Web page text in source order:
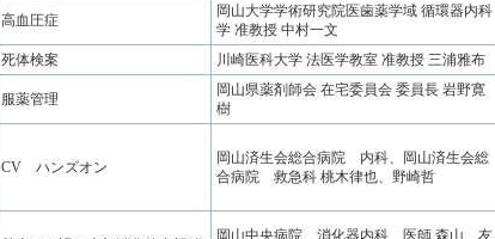
高血圧症
岡山大学学術研究院医歯薬学域 循環器内科
学 准教授 中村一文
死体検案 川崎医科大学 法医学教室 准教授 三浦雅布
服薬管理
岡山県薬剤師会 在宅委員会 委員長 岩野寛
樹
CV ハンズオン
岡山済生会総合病院 内科、岡山済生会総
合病院 救急科 桃木律也、野崎哲
岡山中央病院 消化器内科 医師 森山 友